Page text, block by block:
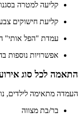
קליעה למטרה בסגנון
קליעת חישוקים
עמדת "הפל אותי"
אפשרויות נוספות
לכל סוג אירוע
מתאימה לילדים,
בר/בת מצווה